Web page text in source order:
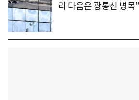
리 다음은 광통신 병목"